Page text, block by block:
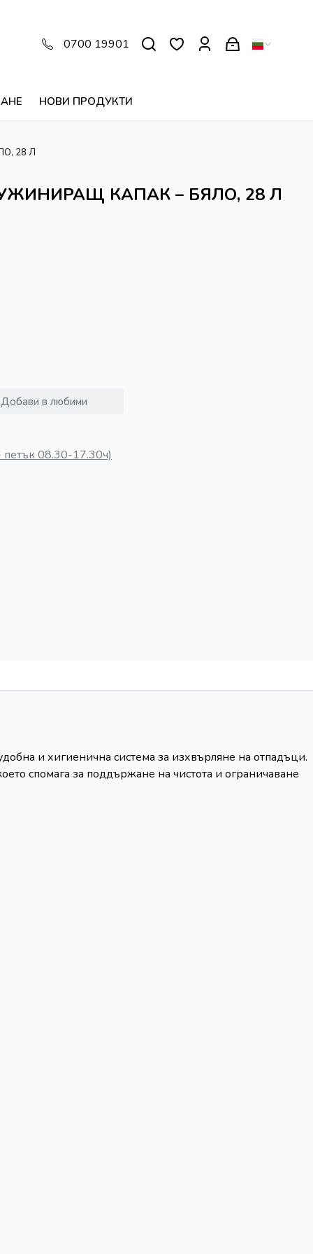
НОВИ ПРОДУКТИ
0700 19901
28 Л
КАПАК – БЯЛО, 28 Л
Добави в любими
08.30-17.30ч)
и хигиенична система за изхвърляне на отпадъци.
спомага за поддържане на чистота и ограничаване